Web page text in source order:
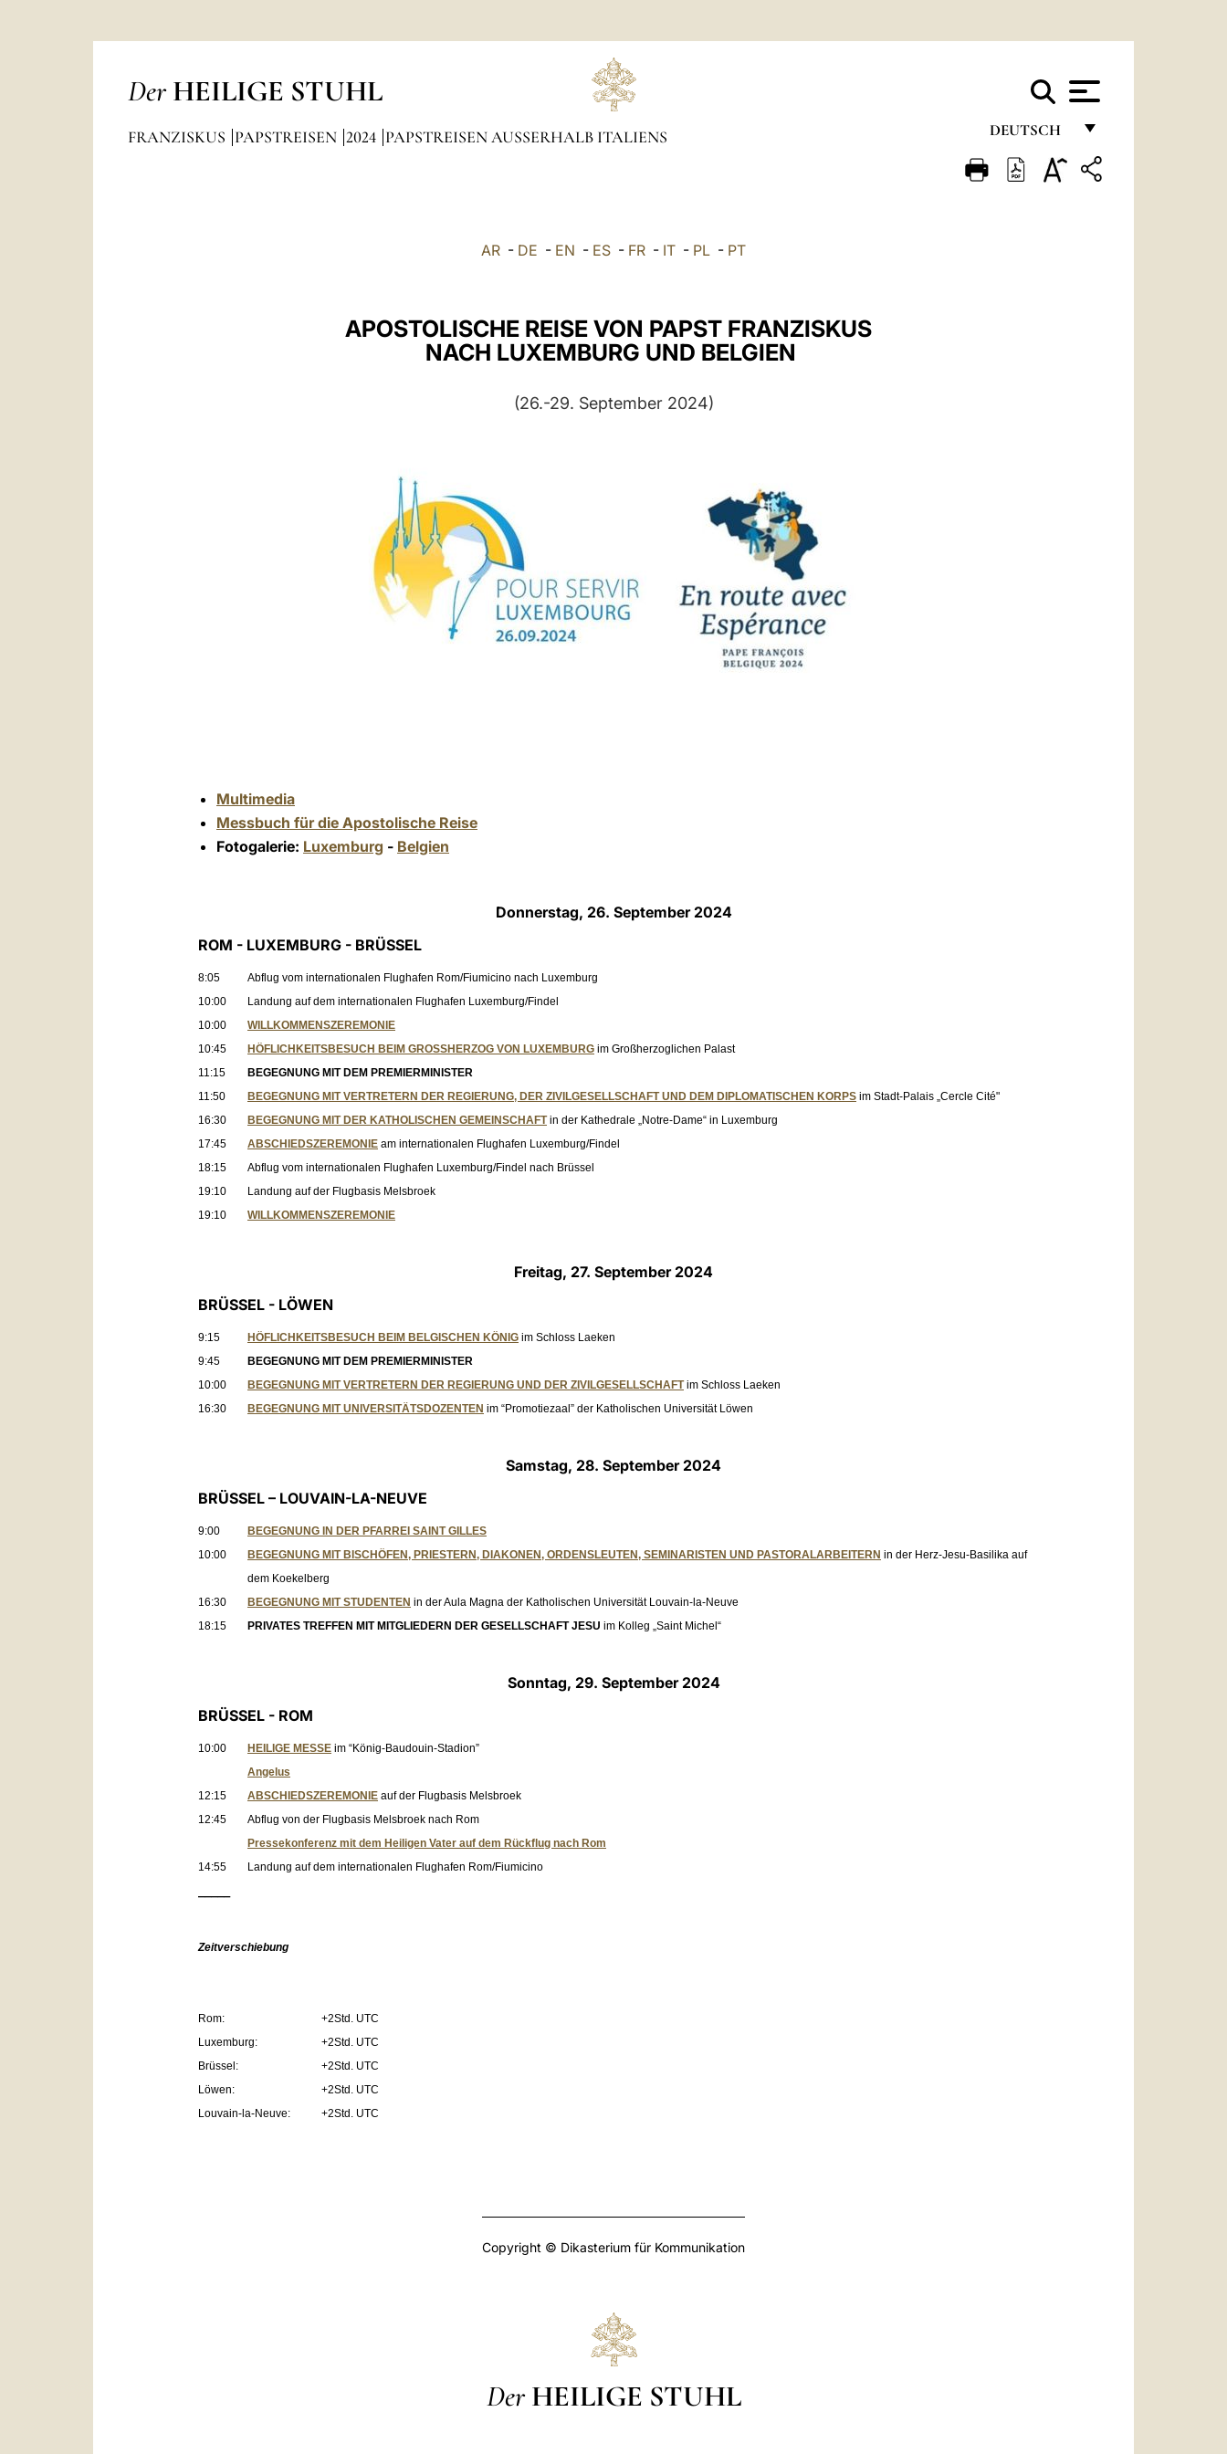
Der HEILIGE STUHL
DEUTSCH
FRANÇAIS
FRANZISKUS PAPSTREISEN 2024 PAPSTREISEN AUSSERHALB ITALIENS
AR - DE - EN - ES - FR - IT - PL - PT
APOSTOLISCHE REISE VON PAPST FRANZISKUS
NACH LUXEMBURG UND BELGIEN
(26.-29. September 2024)
Multimedia
Messbuch für die Apostolische Reise
Fotogalerie: Luxemburg - Belgien
Donnerstag, 26. September 2024
ROM - LUXEMBURG - BRÜSSEL
8:05
Abflug vom internationalen Flughafen Rom/Fiumicino nach Luxemburg
10:00
Landung auf dem internationalen Flughafen Luxemburg/Findel
10:00
WILLKOMMENSZEREMONIE
10:45
HÖFLICHKEITSBESUCH BEIM GROSSHERZOG VON LUXEMBURG im Großherzoglichen Palast
11:15
BEGEGNUNG MIT DEM PREMIERMINISTER
11:50
BEGEGNUNG MIT VERTRETERN DER REGIERUNG, DER ZIVILGESELLSCHAFT UND DEM DIPLOMATISCHEN KORPS im Stadt-Palais „Cercle Cité"
16:30
BEGEGNUNG MIT DER KATHOLISCHEN GEMEINSCHAFT in der Kathedrale „Notre-Dame“ in Luxemburg
17:45
ABSCHIEDSZEREMONIE am internationalen Flughafen Luxemburg/Findel
18:15
Abflug vom internationalen Flughafen Luxemburg/Findel nach Brüssel
19:10
Landung auf der Flugbasis Melsbroek
19:10
WILLKOMMENSZEREMONIE
Freitag, 27. September 2024
BRÜSSEL - LÖWEN
9:15 HÖFLICHKEITSBESUCH BEIM BELGISCHEN KÖNIG im Schloss Laeken
9:45
BEGEGNUNG MIT DEM PREMIERMINISTER
10:00
BEGEGNUNG MIT VERTRETERN DER REGIERUNG UND DER ZIVILGESELLSCHAFT im Schloss Laeken
16:30
BEGEGNUNG MIT UNIVERSITÄTSDOZENTEN im “Promotiezaal” der Katholischen Universität Löwen
Samstag, 28. September 2024
BRÜSSEL – LOUVAIN-LA-NEUVE
9:00
BEGEGNUNG IN DER PFARREI SAINT GILLES
10:00
BEGEGNUNG MIT BISCHÖFEN, PRIESTERN, DIAKONEN, ORDENSLEUTEN, SEMINARISTEN UND PASTORALARBEITERN in der Herz-Jesu-Basilika auf
dem Koekelberg
16:30
BEGEGNUNG MIT STUDENTEN in der Aula Magna der Katholischen Universität Louvain-la-Neuve
18:15
PRIVATES TREFFEN MIT MITGLIEDERN DER GESELLSCHAFT JESU im Kolleg „Saint Michel“
Sonntag, 29. September 2024
BRÜSSEL - ROM
10:00 HEILIGE MESSE im “König-Baudouin-Stadion”
Angelus
12:15
ABSCHIEDSZEREMONIE auf der Flugbasis Melsbroek
12:45
Abflug von der Flugbasis Melsbroek nach Rom
Pressekonferenz mit dem Heiligen Vater auf dem Rückflug nach Rom
14:55
Landung auf dem internationalen Flughafen Rom/Fiumicino
Zeitverschiebung
Rom:
+2Std. UTC
Luxemburg:
+2Std. UTC
Brüssel:
+2Std. UTC
Löwen:
+2Std. UTC
Louvain-la-Neuve:
+2Std. UTC
Copyright © Dikasterium für Kommunikation
Der HEILIGE STUHL